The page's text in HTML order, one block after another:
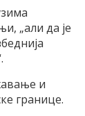
„али да је
и
границе.